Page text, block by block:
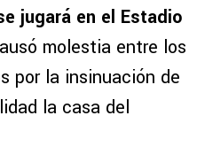
jugará en el Estadio
molestia entre los
por la insinuación de
la casa del